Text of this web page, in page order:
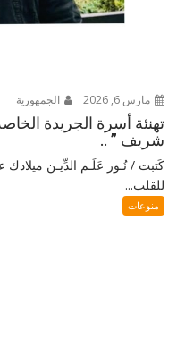
مارس 6, 2026 الجمهورية
تهنئة أسرة الجريدة
شريف ” ..
كَتبت / نُـور عَلَـم الدِّيـن
للقلب...
منوعات